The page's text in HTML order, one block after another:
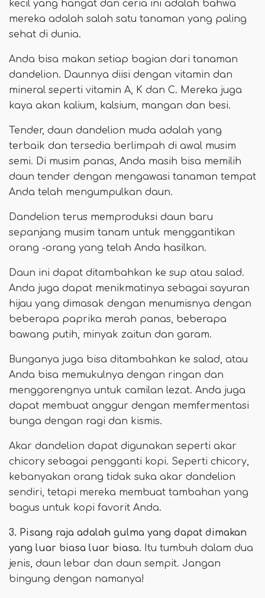
kecil yang hangat dan ceria ini adalah bahwa
mereka adalah salah satu tanaman yang paling
sehat di dunia.
Anda bisa makan setiap bagian dari tanaman
dandelion. Daunnya diisi dengan vitamin dan
mineral seperti vitamin A, K dan C. Mereka juga
kaya akan kalium, kalsium, mangan dan besi.
Tender, daun dandelion muda adalah yang
terbaik dan tersedia berlimpah di awal musim
semi. Di musim panas, Anda masih bisa memilih
daun tender dengan mengawasi tanaman tempat
Anda telah mengumpulkan daun.
Dandelion terus memproduksi daun baru
sepanjang musim tanam untuk menggantikan
orang -orang yang telah Anda hasilkan.
Daun ini dapat ditambahkan ke sup atau salad.
Anda juga dapat menikmatinya sebagai sayuran
hijau yang dimasak dengan menumisnya dengan
beberapa paprika merah panas, beberapa
bawang putih, minyak zaitun dan garam.
Bunganya juga bisa ditambahkan ke salad, atau
Anda bisa memukulnya dengan ringan dan
menggorengnya untuk camilan lezat. Anda juga
dapat membuat anggur dengan memfermentasi
bunga dengan ragi dan kismis.
Akar dandelion dapat digunakan seperti akar
chicory sebagai pengganti kopi. Seperti chicory,
kebanyakan orang tidak suka akar dandelion
sendiri, tetapi mereka membuat tambahan yang
bagus untuk kopi favorit Anda.
3. Pisang raja adalah gulma yang dapat dimakan
yang luar biasa luar biasa. Itu tumbuh dalam dua
jenis, daun lebar dan daun sempit. Jangan
bingung dengan namanya!